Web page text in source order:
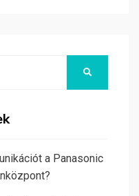
a Panasonic